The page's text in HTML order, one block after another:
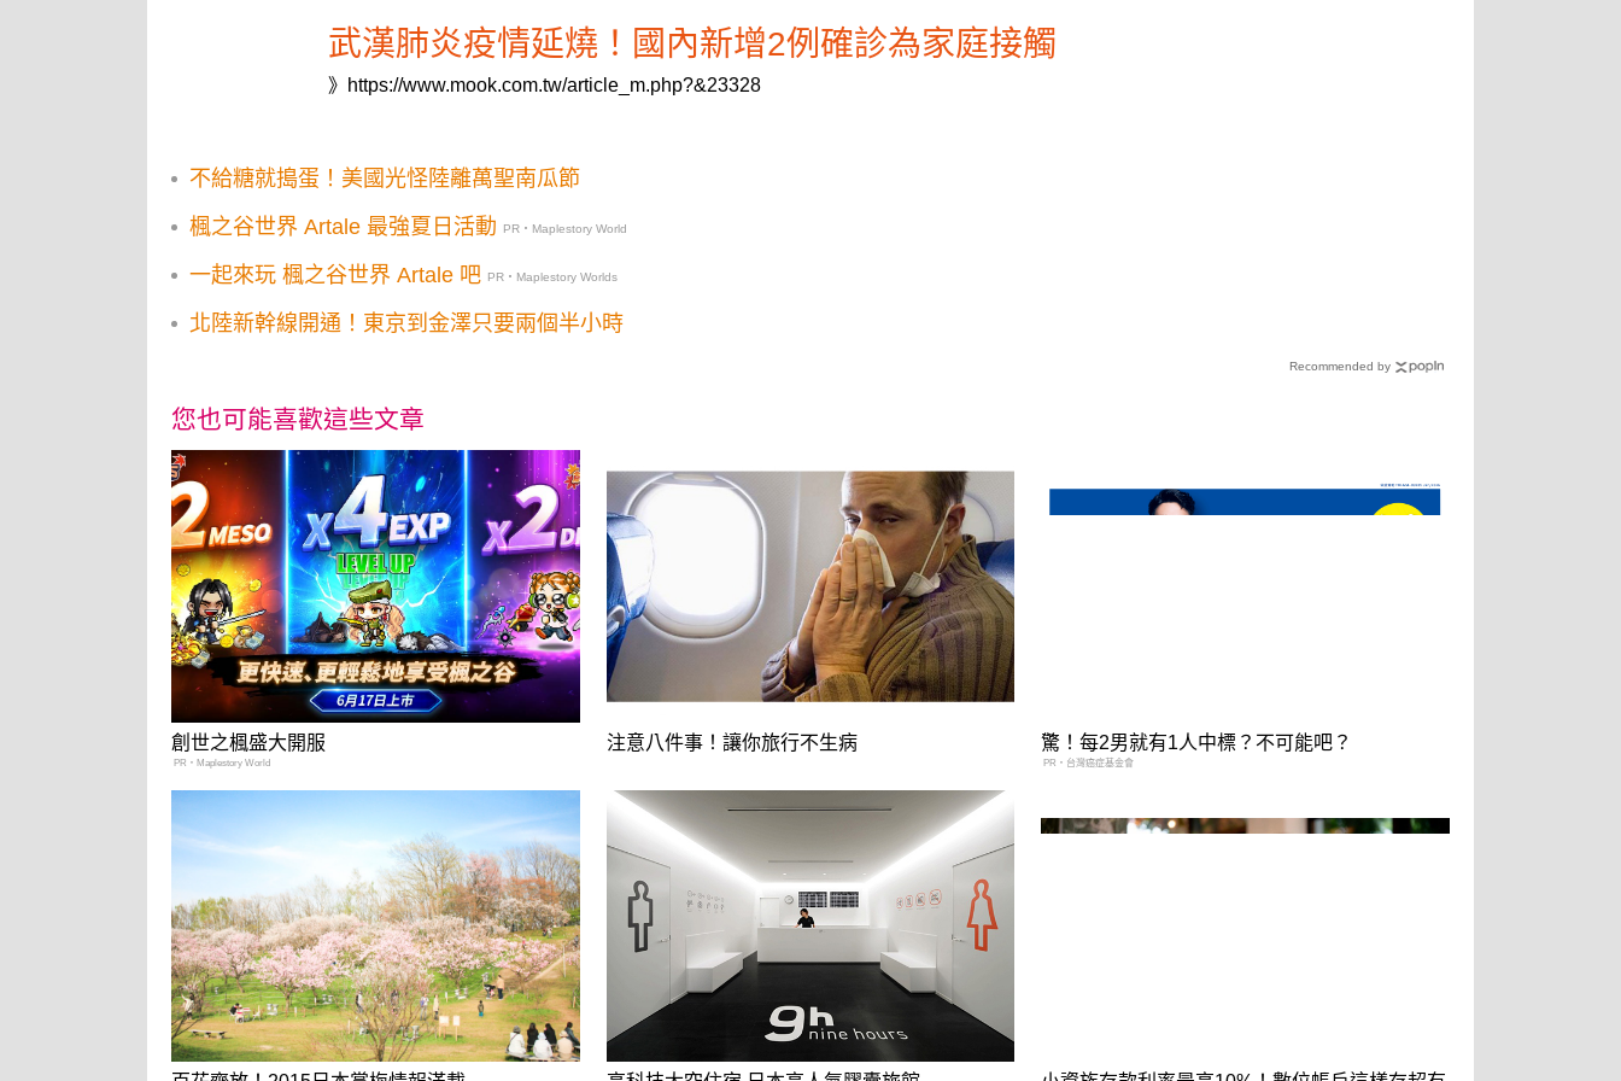
武漢肺炎疫情延燒！國內新增2例確診為家庭接觸
》 https://www.mook.com.tw/article_m.php?&23328
不給糖就搗蛋！美國光怪陸離萬聖南瓜節
楓之谷世界 Artale 最強夏日活動
PR・Maplestory World
一起來玩 楓之谷世界 Artale 吧 PR・Maplestory Worlds
北陸新幹線開通！東京到金澤只要兩個半小時
Recommended by
您也可能喜歡這些文章
創世之楓盛大開服
PR・Maplestory World
注意八件事！讓你旅行不生病 驚！每2男就有1人中標？不可能吧？
PR・台灣癌症基金會